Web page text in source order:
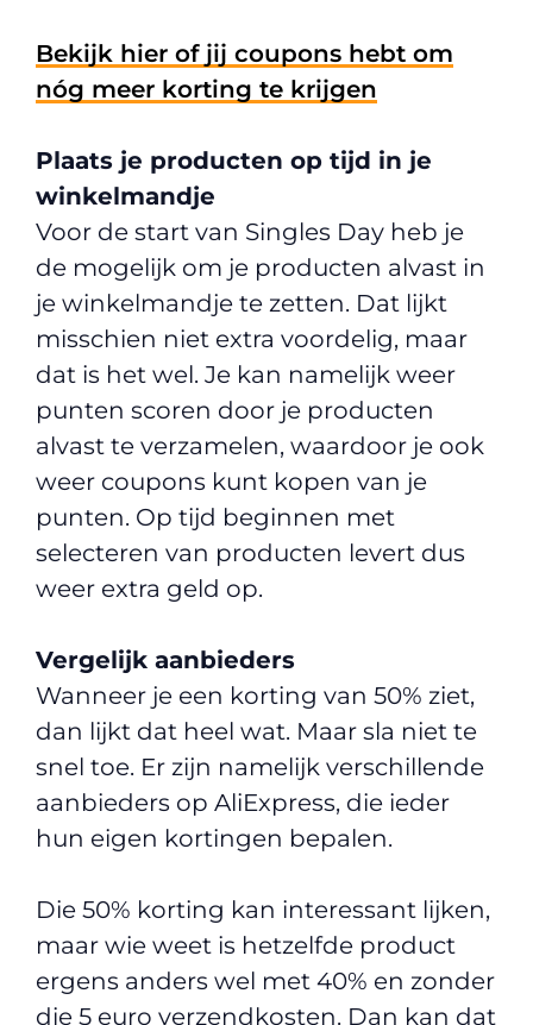
Bekijk hier of jij coupons hebt om
nóg meer korting te krijgen
Plaats je producten op tijd in je
winkelmandje
Voor de start van Singles Day heb je
de mogelijk om je producten alvast in
je winkelmandje te zetten. Dat lijkt
misschien niet extra voordelig, maar
dat is het wel. Je kan namelijk weer
punten scoren door je producten
alvast te verzamelen, waardoor je ook
weer coupons kunt kopen van je
punten. Op tijd beginnen met
selecteren van producten levert dus
weer extra geld op.
Vergelijk aanbieders
Wanneer je een korting van 50% ziet,
dan lijkt dat heel wat. Maar sla niet te
snel toe. Er zijn namelijk verschillende
aanbieders op AliExpress, die ieder
hun eigen kortingen bepalen.
Die 50% korting kan interessant lijken,
maar wie weet is hetzelfde product
ergens anders wel met 40% en zonder
die 5 euro verzendkosten. Dan kan dat